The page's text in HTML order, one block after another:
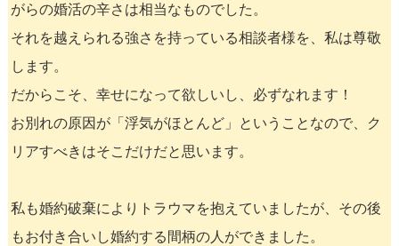
がらの婚活の辛さは相当なものでした。
それを越えられる強さを持っている相談者様を、私は尊敬
します。
だからこそ、幸せになって欲しいし、必ずなれます！
お別れの原因が「浮気がほとんど」ということなので、ク
リアすべきはそこだけだと思います。
私も婚約破棄によりトラウマを抱えていましたが、その後
もお付き合いし婚約する間柄の人ができました。